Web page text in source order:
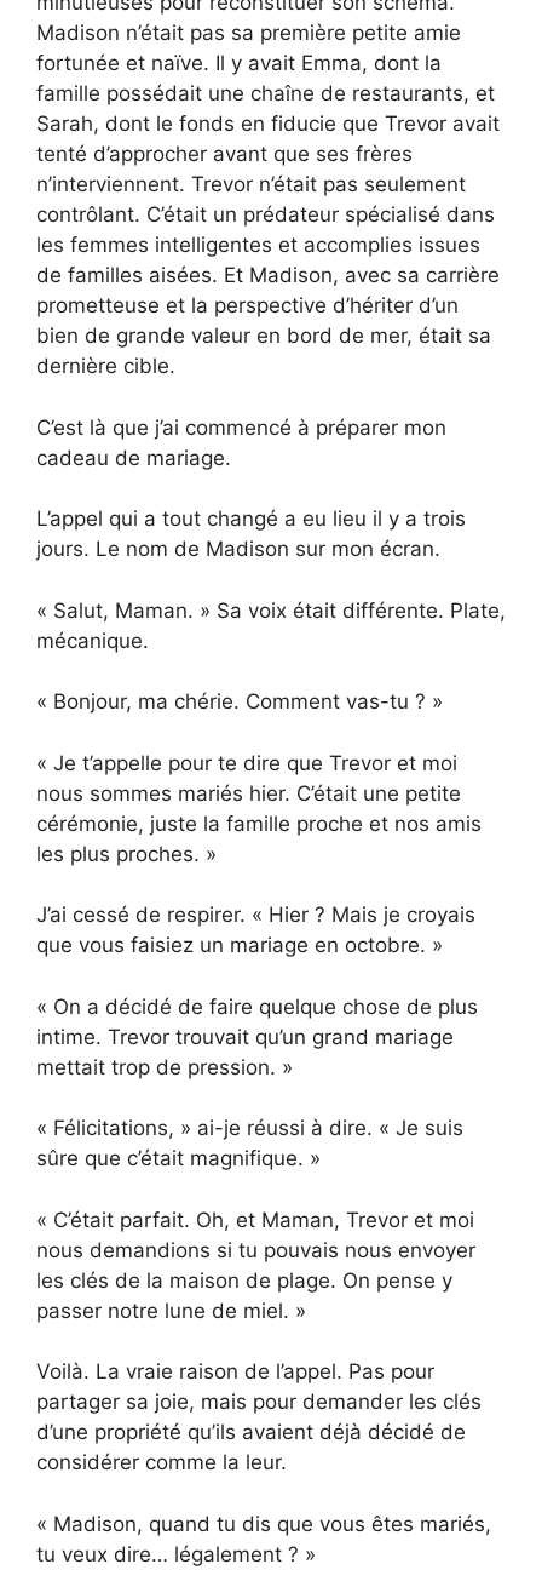
Madison n’était pas sa première petite amie
fortunée et naïve. Il y avait Emma, dont la
famille possédait une chaîne de restaurants, et
Sarah, dont le fonds en fiducie que Trevor avait
tenté d’approcher avant que ses frères
n’interviennent. Trevor n’était pas seulement
contrôlant. C’était un prédateur spécialisé dans
les femmes intelligentes et accomplies issues
de familles aisées. Et Madison, avec sa carrière
prometteuse et la perspective d’hériter d’un
bien de grande valeur en bord de mer, était sa
dernière cible.
C’est là que j’ai commencé à préparer mon
cadeau de mariage.
L’appel qui a tout changé a eu lieu il y a trois
jours. Le nom de Madison sur mon écran.
« Salut, Maman. » Sa voix était différente. Plate,
mécanique.
« Bonjour, ma chérie. Comment vas-tu ? »
« Je t’appelle pour te dire que Trevor et moi
nous sommes mariés hier. C’était une petite
cérémonie, juste la famille proche et nos amis
les plus proches. »
J’ai cessé de respirer. « Hier ? Mais je croyais
que vous faisiez un mariage en octobre. »
« On a décidé de faire quelque chose de plus
intime. Trevor trouvait qu’un grand mariage
mettait trop de pression. »
« Félicitations, » ai-je réussi à dire. « Je suis
sûre que c’était magnifique. »
« C’était parfait. Oh, et Maman, Trevor et moi
nous demandions si tu pouvais nous envoyer
les clés de la maison de plage. On pense y
passer notre lune de miel. »
Voilà. La vraie raison de l’appel. Pas pour
partager sa joie, mais pour demander les clés
d’une propriété qu’ils avaient déjà décidé de
considérer comme la leur.
« Madison, quand tu dis que vous êtes mariés,
tu veux dire… légalement ? »